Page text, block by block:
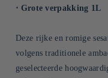
⋅ Grote verpakking 1L
Deze rijke en romige
volgens traditionele
geselecteerde